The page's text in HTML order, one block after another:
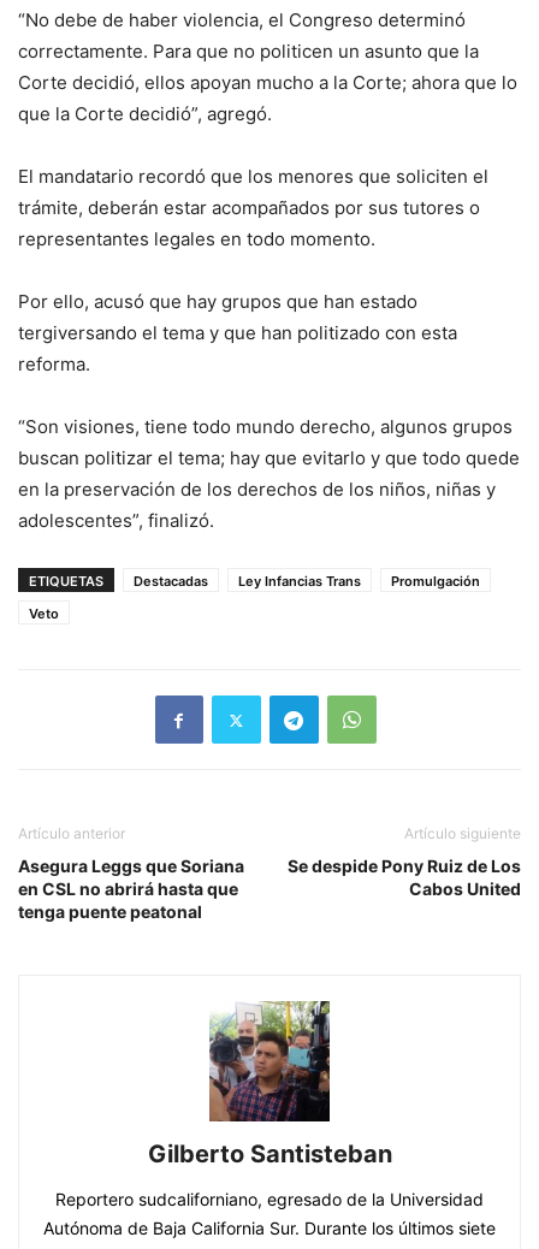
“No debe de haber violencia, el Congreso determinó
correctamente. Para que no politicen un asunto que la
Corte decidió, ellos apoyan mucho a la Corte; ahora que lo
que la Corte decidió”, agregó.
El mandatario recordó que los menores que soliciten el
trámite, deberán estar acompañados por sus tutores o
representantes legales en todo momento.
Por ello, acusó que hay grupos que han estado
tergiversando el tema y que han politizado con esta
reforma.
“Son visiones, tiene todo mundo derecho, algunos grupos
buscan politizar el tema; hay que evitarlo y que todo quede
en la preservación de los derechos de los niños, niñas y
adolescentes”, finalizó.
ETIQUETAS Destacadas Ley Infancias Trans
Promulgación
Veto
Artículo anterior
Asegura Leggs que Soriana
en CSL no abrirá hasta que
tenga puente peatonal
Artículo siguiente
Se despide Pony Ruiz de Los
Cabos United
Gilberto Santisteban
Reportero sudcaliforniano, egresado de la Universidad
Autónoma de Baja California Sur. Durante los últimos siete